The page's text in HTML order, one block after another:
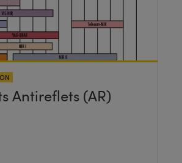
Antireflets (AR)